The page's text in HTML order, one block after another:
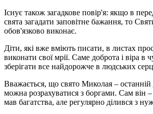
Існує також загадкове повір'я: якщо в
свята загадати заповітне бажання, то
обов'язково виконає.
Діти, які вже вміють писати, в листах
виконати свої мрії. Саме доброта і віра в
зберігати все найдорожче в людських
Вважається, що свято Миколая – останній
можна розрахуватися з боргами. Сам він
мав багатства, але регулярно ділився з